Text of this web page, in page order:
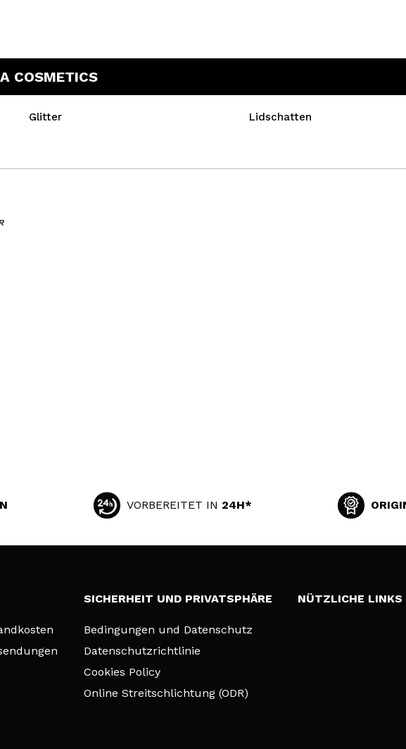
COSMETICS
Glitter Lidschatten
VORBEREITET IN 24H*
SICHERHEIT UND PRIVATSPHÄRE
Bedingungen und Datenschutz
Datenschutzrichtlinie
Cookies Policy
Online Streitschlichtung (ODR)
NÜTZLICHE LINKS